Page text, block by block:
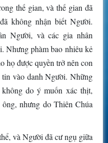
thế gian, và thế gian đã
không nhận biết Người.
Người, và các gia nhân
Nhưng phàm bao nhiêu kẻ
họ được quyền trở nên con
vào danh Người. Những
do ý muốn xác thịt,
nhưng do Thiên Chúa
và Người đã cư ngụ giữa